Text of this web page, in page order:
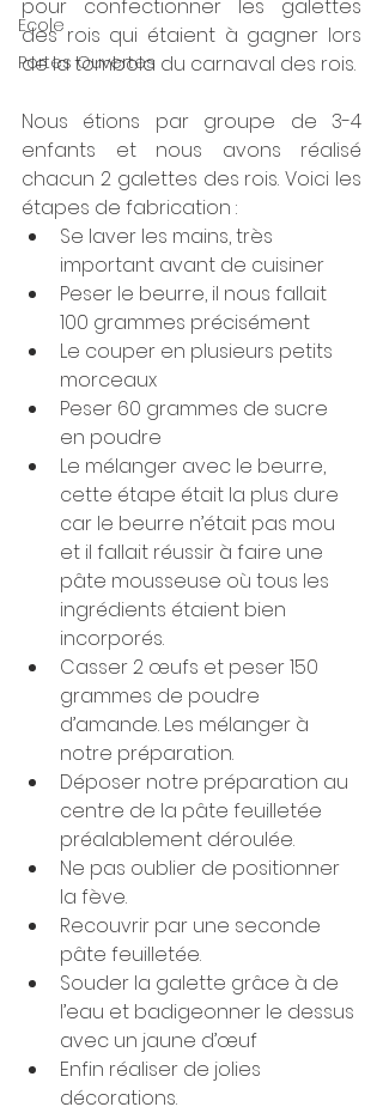
Ecole
Portes Ouvertes
pour confectionner les galettes
des rois qui étaient à gagner lors
de la tombola du carnaval des rois.
Nous étions par groupe de 3-4
enfants et nous avons réalisé
chacun 2 galettes des rois. Voici les
étapes de fabrication :
Se laver les mains, très
important avant de cuisiner
Peser le beurre, il nous fallait
100 grammes précisément
Le couper en plusieurs petits
morceaux
Peser 60 grammes de sucre
en poudre
Le mélanger avec le beurre,
cette étape était la plus dure
car le beurre n’était pas mou
et il fallait réussir à faire une
pâte mousseuse où tous les
ingrédients étaient bien
incorporés.
Casser 2 œufs et peser 150
grammes de poudre
d’amande. Les mélanger à
notre préparation.
Déposer notre préparation au
centre de la pâte feuilletée
préalablement déroulée.
Ne pas oublier de positionner
la fève.
Recouvrir par une seconde
pâte feuilletée.
Souder la galette grâce à de
l’eau et badigeonner le dessus
avec un jaune d’œuf
Enfin réaliser de jolies
décorations.